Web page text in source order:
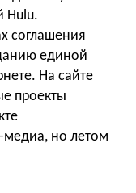
Hulu.
соглашения
единой
На сайте
проекты
медиа, но летом